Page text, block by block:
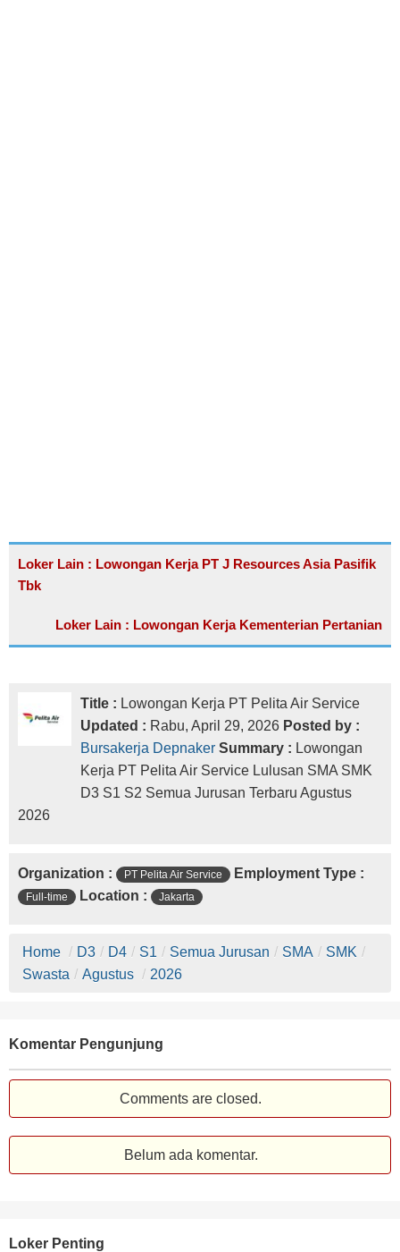
Loker Lain : Lowongan Kerja PT J Resources Asia Pasifik
Tbk
Loker Lain : Lowongan Kerja Kementerian Pertanian
Title : Lowongan Kerja PT Pelita Air Service
Updated : Rabu, April 29, 2026 Posted by :
Bursakerja Depnaker Summary : Lowongan
Kerja PT Pelita Air Service Lulusan SMA SMK
D3 S1 S2 Semua Jurusan Terbaru Agustus
2026
Organization : PT Pelita Air Service Employment Type :
Full-time Location : Jakarta
Home / D3 / D4 / S1 / Semua Jurusan / SMA / SMK /
Swasta / Agustus / 2026
Komentar Pengunjung
Comments are closed.
Belum ada komentar.
Loker Penting